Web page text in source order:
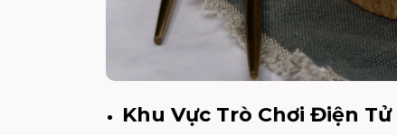
Khu Vực Trò Chơi Điện